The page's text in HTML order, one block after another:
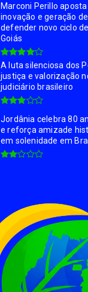
Marconi Perillo
inovação e geração
defender novo ciclo
Goiás
A luta silenciosa dos
justiça e valorização
judiciário brasileiro
Jordânia celebra 80
e reforça amizade
em solenidade em